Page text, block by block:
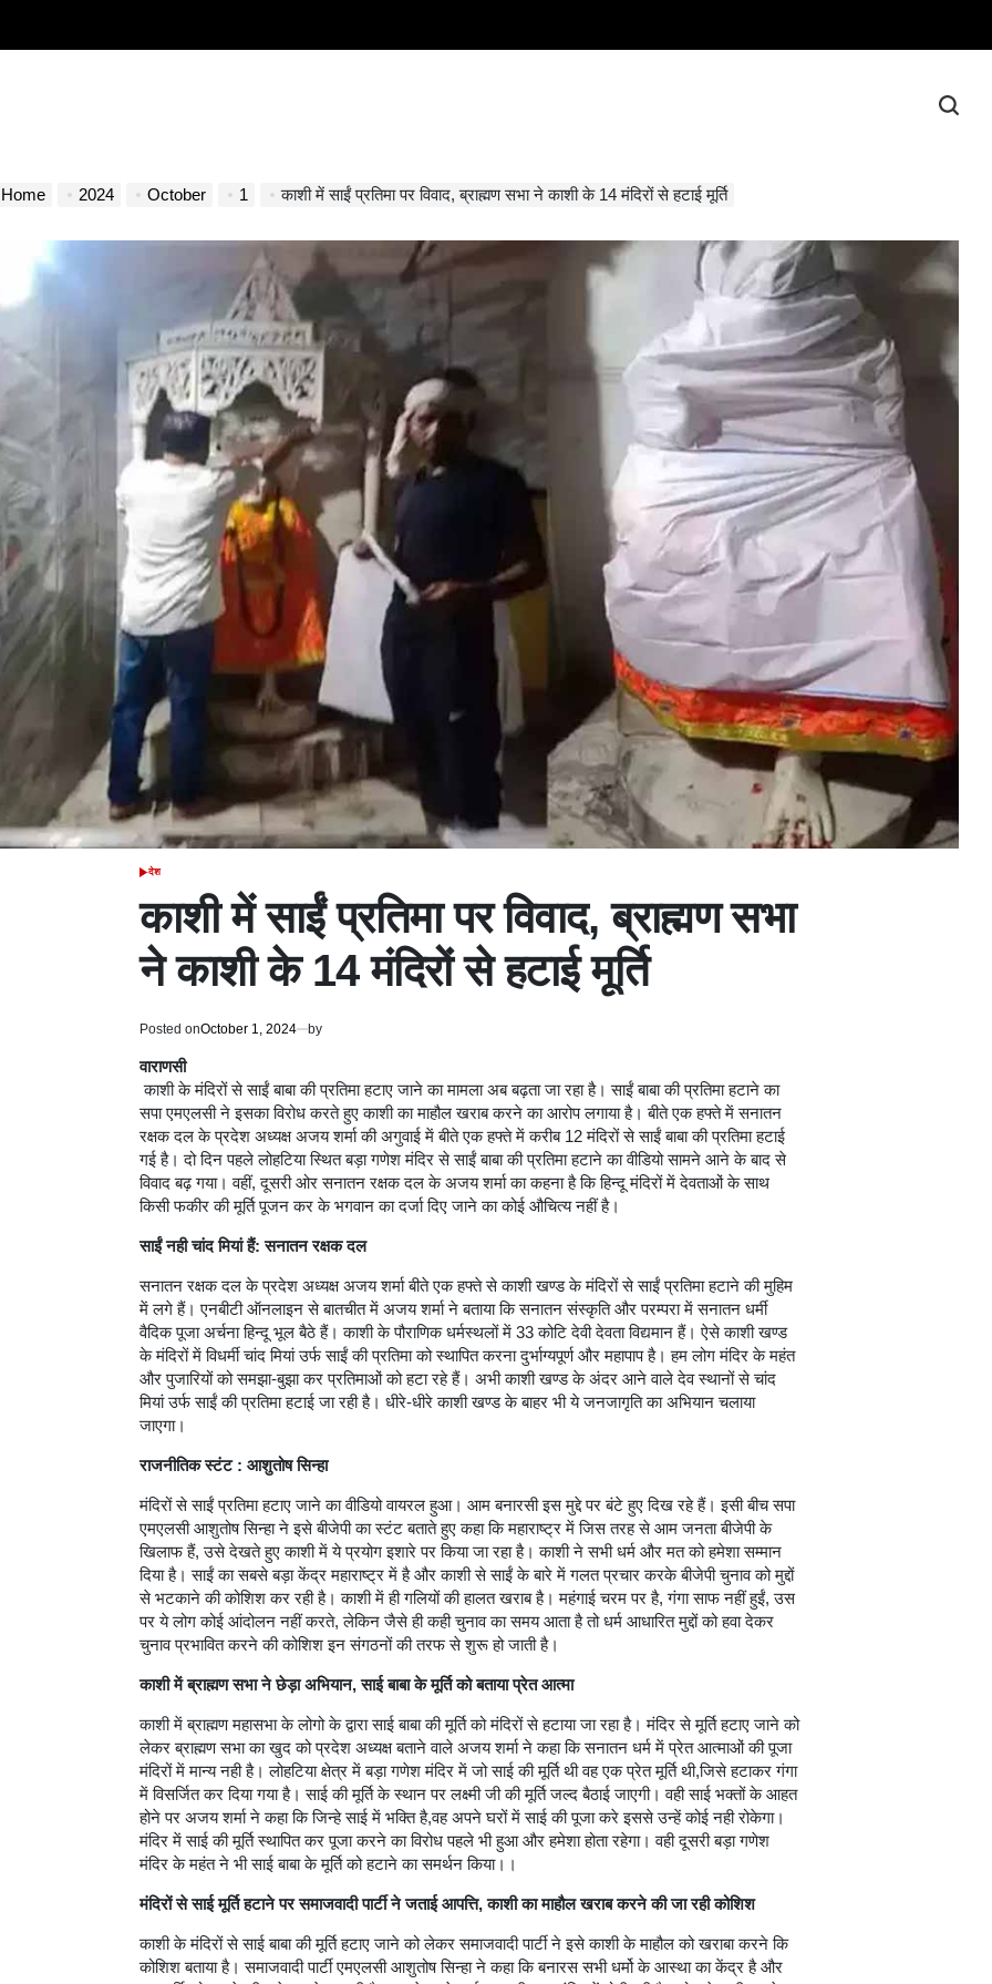
Home 2024 October 1 काशी में साईं प्रतिमा पर विवाद, ब्राह्मण सभा ने काशी के 14 मंदिरों से हटाई मूर्ति
POSTED
देश
काशी में साईं प्रतिमा पर विवाद, ब्राह्मण सभा
ने काशी के 14 मंदिरों से हटाई मूर्ति
Posted onOctober 1, 2024 by
वाराणसी
काशी के मंदिरों से साईं बाबा की प्रतिमा हटाए जाने का मामला अब बढ़ता जा रहा है। साईं बाबा की प्रतिमा हटाने का
सपा एमएलसी ने इसका विरोध करते हुए काशी का माहौल खराब करने का आरोप लगाया है। बीते एक हफ्ते में सनातन
रक्षक दल के प्रदेश अध्यक्ष अजय शर्मा की अगुवाई में बीते एक हफ्ते में करीब 12 मंदिरों से साईं बाबा की प्रतिमा हटाई
गई है। दो दिन पहले लोहटिया स्थित बड़ा गणेश मंदिर से साईं बाबा की प्रतिमा हटाने का वीडियो सामने आने के बाद से
विवाद बढ़ गया। वहीं, दूसरी ओर सनातन रक्षक दल के अजय शर्मा का कहना है कि हिन्दू मंदिरों में देवताओं के साथ
किसी फकीर की मूर्ति पूजन कर के भगवान का दर्जा दिए जाने का कोई औचित्य नहीं है।
साईं नही चांद मियां हैं: सनातन रक्षक दल
सनातन रक्षक दल के प्रदेश अध्यक्ष अजय शर्मा बीते एक हफ्ते से काशी खण्ड के मंदिरों से साईं प्रतिमा हटाने की मुहिम
में लगे हैं। एनबीटी ऑनलाइन से बातचीत में अजय शर्मा ने बताया कि सनातन संस्कृति और परम्परा में सनातन धर्मी
वैदिक पूजा अर्चना हिन्दू भूल बैठे हैं। काशी के पौराणिक धर्मस्थलों में 33 कोटि देवी देवता विद्यमान हैं। ऐसे काशी खण्ड
के मंदिरों में विधर्मी चांद मियां उर्फ साईं की प्रतिमा को स्थापित करना दुर्भाग्यपूर्ण और महापाप है। हम लोग मंदिर के महंत
और पुजारियों को समझा-बुझा कर प्रतिमाओं को हटा रहे हैं। अभी काशी खण्ड के अंदर आने वाले देव स्थानों से चांद
मियां उर्फ साईं की प्रतिमा हटाई जा रही है। धीरे-धीरे काशी खण्ड के बाहर भी ये जनजागृति का अभियान चलाया
जाएगा।
राजनीतिक स्टंट : आशुतोष सिन्हा
मंदिरों से साईं प्रतिमा हटाए जाने का वीडियो वायरल हुआ। आम बनारसी इस मुद्दे पर बंटे हुए दिख रहे हैं। इसी बीच सपा
एमएलसी आशुतोष सिन्हा ने इसे बीजेपी का स्टंट बताते हुए कहा कि महाराष्ट्र में जिस तरह से आम जनता बीजेपी के
खिलाफ हैं, उसे देखते हुए काशी में ये प्रयोग इशारे पर किया जा रहा है। काशी ने सभी धर्म और मत को हमेशा सम्मान
दिया है। साईं का सबसे बड़ा केंद्र महाराष्ट्र में है और काशी से साईं के बारे में गलत प्रचार करके बीजेपी चुनाव को मुद्दों
से भटकाने की कोशिश कर रही है। काशी में ही गलियों की हालत खराब है। महंगाई चरम पर है, गंगा साफ नहीं हुईं, उस
पर ये लोग कोई आंदोलन नहीं करते, लेकिन जैसे ही कही चुनाव का समय आता है तो धर्म आधारित मुद्दों को हवा देकर
चुनाव प्रभावित करने की कोशिश इन संगठनों की तरफ से शुरू हो जाती है।
काशी में ब्राह्मण सभा ने छेड़ा अभियान, साई बाबा के मूर्ति को बताया प्रेत आत्मा
काशी में ब्राह्मण महासभा के लोगो के द्वारा साई बाबा की मूर्ति को मंदिरों से हटाया जा रहा है। मंदिर से मूर्ति हटाए जाने को
लेकर ब्राह्मण सभा का खुद को प्रदेश अध्यक्ष बताने वाले अजय शर्मा ने कहा कि सनातन धर्म में प्रेत आत्माओं की पूजा
मंदिरों में मान्य नही है। लोहटिया क्षेत्र में बड़ा गणेश मंदिर में जो साई की मूर्ति थी वह एक प्रेत मूर्ति थी,जिसे हटाकर गंगा
में विसर्जित कर दिया गया है। साई की मूर्ति के स्थान पर लक्ष्मी जी की मूर्ति जल्द बैठाई जाएगी। वही साई भक्तों के आहत
होने पर अजय शर्मा ने कहा कि जिन्हे साई में भक्ति है,वह अपने घरों में साई की पूजा करे इससे उन्हें कोई नही रोकेगा।
मंदिर में साई की मूर्ति स्थापित कर पूजा करने का विरोध पहले भी हुआ और हमेशा होता रहेगा। वही दूसरी बड़ा गणेश
मंदिर के महंत ने भी साई बाबा के मूर्ति को हटाने का समर्थन किया।।
मंदिरों से साई मूर्ति हटाने पर समाजवादी पार्टी ने जताई आपत्ति, काशी का माहौल खराब करने की जा रही कोशिश
काशी के मंदिरों से साई बाबा की मूर्ति हटाए जाने को लेकर समाजवादी पार्टी ने इसे काशी के माहौल को खराबा करने कि
कोशिश बताया है। समाजवादी पार्टी एमएलसी आशुतोष सिन्हा ने कहा कि बनारस सभी धर्मो के आस्था का केंद्र है और